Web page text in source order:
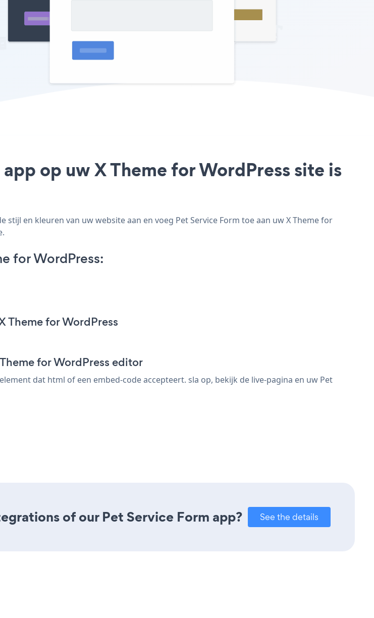
op uw X Theme for WordPress site is
stijl en kleuren van uw website aan en voeg Pet Service Form toe aan uw X Theme for
for WordPress:
Theme for WordPress
for WordPress editor
dat html of een embed-code accepteert. sla op, bekijk de live-pagina en uw Pet
of our Pet Service Form app? See the details